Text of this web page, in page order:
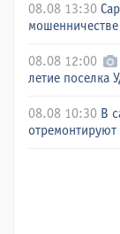
08.08 13:30
08.08 12:00
летие поселка
08.08 10:30 В